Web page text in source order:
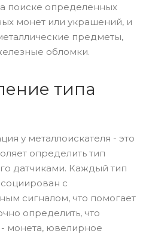
поиске определенных
монет или украшений, и
предметы,
обломки.
типа
у металлоискателя - это
определить тип
датчиками. Каждый тип
с
сигналом, что помогает
определить, что
монета, ювелирное